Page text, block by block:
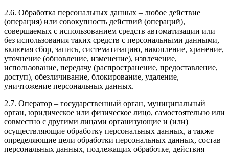
2.6. Обработка персональных данных – любое действие
(операция) или совокупность действий (операций),
совершаемых с использованием средств автоматизации или
без использования таких средств с персональными данными,
включая сбор, запись, систематизацию, накопление, хранение,
уточнение (обновление, изменение), извлечение,
использование, передачу (распространение, предоставление,
доступ), обезличивание, блокирование, удаление,
уничтожение персональных данных.
2.7. Оператор – государственный орган, муниципальный
орган, юридическое или физическое лицо, самостоятельно или
совместно с другими лицами организующие и (или)
осуществляющие обработку персональных данных, а также
определяющие цели обработки персональных данных, состав
персональных данных, подлежащих обработке, действия